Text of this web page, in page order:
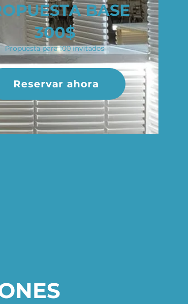
BASE
300$
Propuesta para 100 invitados
Reservar ahora